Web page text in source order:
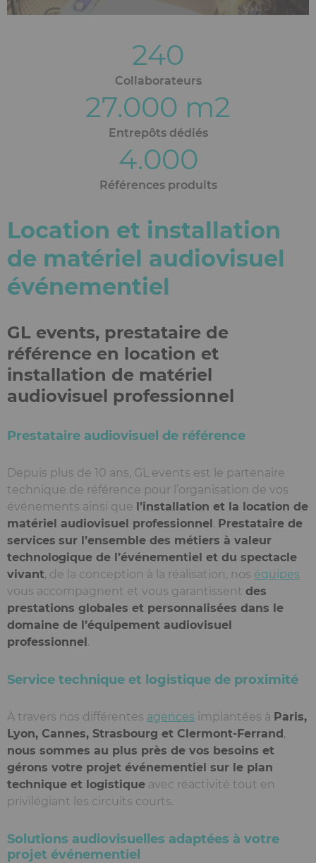
240
Collaborateurs
27.000 m2
Entrepôts dédiés
4.000
Références produits
Ckeditor
Location et installation
de matériel audiovisuel
événementiel
GL events, prestataire de
référence en location et
installation de matériel
audiovisuel professionnel
Prestataire audiovisuel de référence
Depuis plus de 10 ans, GL events est le partenaire
technique de référence pour l’organisation de vos
événements ainsi que l’installation et la location de
matériel audiovisuel professionnel. Prestataire de
services sur l’ensemble des métiers à valeur
technologique de l’événementiel et du spectacle
vivant, de la conception à la réalisation, nos équipes
vous accompagnent et vous garantissent des
prestations globales et personnalisées dans le
domaine de l’équipement audiovisuel
professionnel.
Service technique et logistique de proximité
À travers nos différentes agences implantées à Paris,
Lyon, Cannes, Strasbourg et Clermont-Ferrand,
nous sommes au plus près de vos besoins et
gérons votre projet événementiel sur le plan
technique et logistique avec réactivité tout en
privilégiant les circuits courts.
Solutions audiovisuelles adaptées à votre
projet événementiel